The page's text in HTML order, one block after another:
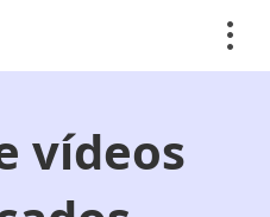
vídeos